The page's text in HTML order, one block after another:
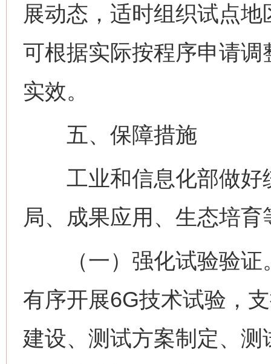
展动态，适时组织试点
可根据实际按程序申请
实效。
五、保障措施
工业和信息化部做好
局、成果应用、生态培
（一）强化试验验证
有序开展6G技术试验，
建设、测试方案制定、